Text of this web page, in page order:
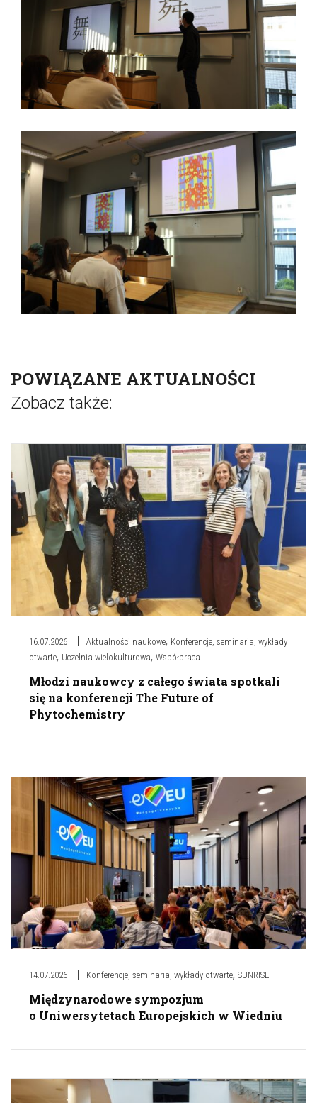
POWIĄZANE AKTUALNOŚCI
Zobacz także:
16.07.2026 Aktualności naukowe, Konferencje, seminaria, wykłady
otwarte, Uczelnia wielokulturowa, Współpraca
Młodzi naukowcy z całego świata spotkali
się na konferencji The Future of
Phytochemistry
14.07.2026 Konferencje, seminaria, wykłady otwarte, SUNRISE
Międzynarodowe sympozjum
o Uniwersytetach Europejskich w Wiedniu